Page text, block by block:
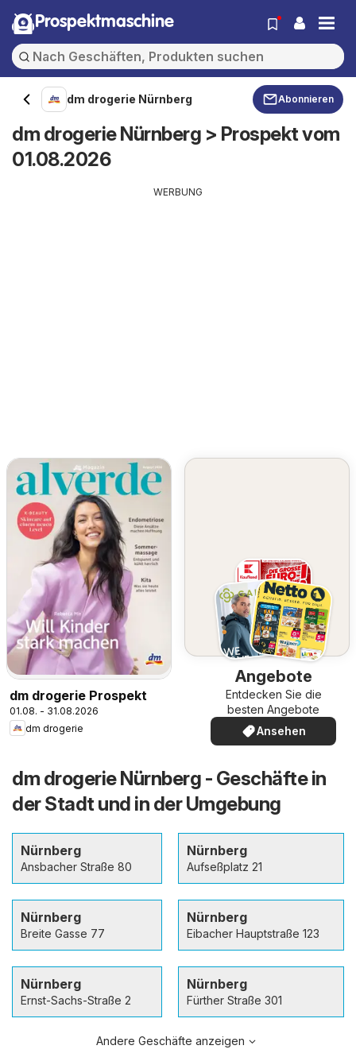
Prospektmaschine
dm drogerie Nürnberg Abonnieren
dm drogerie Nürnberg > Prospekt vom
01.08.2026
WERBUNG
dm drogerie Prospekt
01.08. - 31.08.2026
dm drogerie
Angebote
Entdecken Sie die
besten Angebote
Ansehen
dm drogerie Nürnberg - Geschäfte in
der Stadt und in der Umgebung
Nürnberg
Ansbacher Straße 80
Nürnberg
Aufseßplatz 21
Nürnberg
Breite Gasse 77
Nürnberg
Eibacher Hauptstraße 123
Nürnberg
Ernst-Sachs-Straße 2
Nürnberg
Fürther Straße 301
Andere Geschäfte anzeigen